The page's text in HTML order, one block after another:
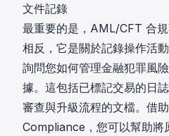
文件記錄
最重要的是，AML/CFT 合規
相反，它是關於記錄操作活
詢問您如何管理金融犯罪風
據。這包括已標記交易的日
審查與升級流程的文檔。借
Compliance，您可以幫助將